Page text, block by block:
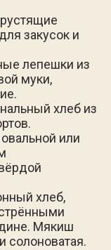
закусок и
лепешки из
муки,
хлеб из
или
хлеб,
Мякиш
солоноватая.